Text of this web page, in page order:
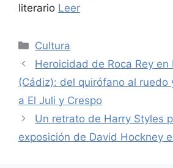
literario Leer
Categories
Cultura
Heroicidad de Roca Rey en
(Cádiz): del quirófano al
a El Juli y Crespo
Un retrato de Harry Styles
exposición de David Hockney